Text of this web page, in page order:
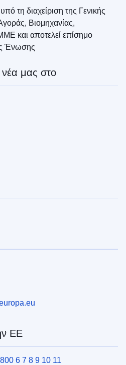
τη διαχείριση της Γενικής
Βιομηχανίας,
και αποτελεί επίσημο
Ένωσης
μας στο
ΕΕ
6 7 8 9 10 11